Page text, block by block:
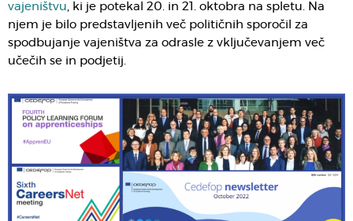
vajeništvu, ki je potekal 20. in 21. oktobra na spletu. Na
njem je bilo predstavljenih več političnih sporočil za
spodbujanje vajeništva za odrasle z vključevanjem več
učečih se in podjetij.